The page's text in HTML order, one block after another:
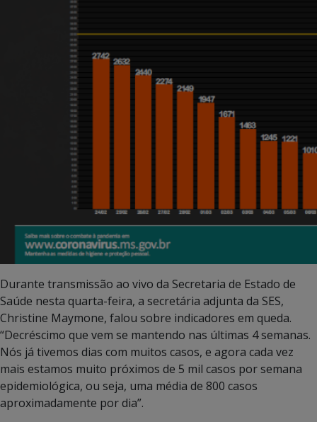
Durante transmissão ao vivo da Secretaria de Estado de
Saúde nesta quarta-feira, a secretária adjunta da SES,
Christine Maymone, falou sobre indicadores em queda.
“Decréscimo que vem se mantendo nas últimas 4 semanas.
Nós já tivemos dias com muitos casos, e agora cada vez
mais estamos muito próximos de 5 mil casos por semana
epidemiológica, ou seja, uma média de 800 casos
aproximadamente por dia”.